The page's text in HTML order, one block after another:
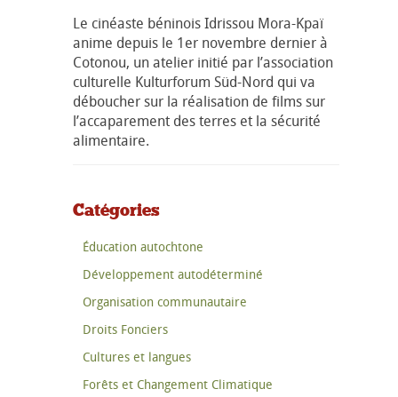
Le cinéaste béninois Idrissou Mora-Kpaï
anime depuis le 1er novembre dernier à
Cotonou, un atelier initié par l’association
culturelle Kulturforum Süd-Nord qui va
déboucher sur la réalisation de films sur
l’accaparement des terres et la sécurité
alimentaire.
Catégories
Éducation autochtone
Développement autodéterminé
Organisation communautaire
Droits Fonciers
Cultures et langues
Forêts et Changement Climatique